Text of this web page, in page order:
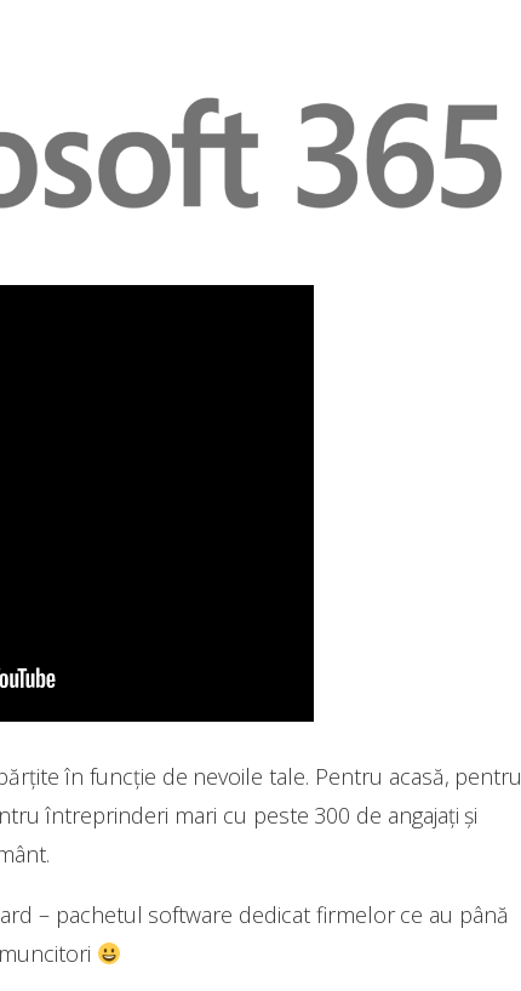
în funcție de nevoile tale. Pentru acasă, pentru
întreprinderi mari cu peste 300 de angajați și
– pachetul software dedicat firmelor ce au până